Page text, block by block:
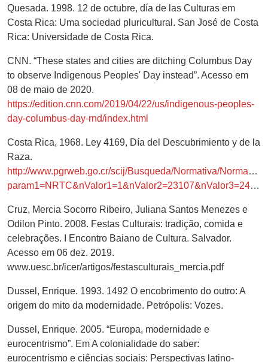
Quesada. 1998. 12 de octubre, día de las Culturas em
Costa Rica: Uma sociedad pluricultural. San José de Costa
Rica: Universidade de Costa Rica.
CNN. “These states and cities are ditching Columbus Day
to observe Indigenous Peoples' Day instead”. Acesso em
08 de maio de 2020.
https://edition.cnn.com/2019/04/22/us/indigenous-peoples-
day-columbus-day-rnd/index.html
Costa Rica, 1968. Ley 4169, Día del Descubrimiento y de la
Raza.
http://www.pgrweb.go.cr/scij/Busqueda/Normativa/Normas/
param1=NRTC&nValor1=1&nValor2=23107&nValor3=24474&strTipM=TC
Cruz, Mercia Socorro Ribeiro, Juliana Santos Menezes e
Odilon Pinto. 2008. Festas Culturais: tradição, comida e
celebrações. I Encontro Baiano de Cultura. Salvador.
Acesso em 06 dez. 2019.
www.uesc.br/icer/artigos/festasculturais_mercia.pdf
Dussel, Enrique. 1993. 1492 O encobrimento do outro: A
origem do mito da modernidade. Petrópolis: Vozes.
Dussel, Enrique. 2005. “Europa, modernidade e
eurocentrismo”. Em A colonialidade do saber:
eurocentrismo e ciências sociais: Perspectivas latino-